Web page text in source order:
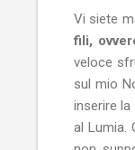
Vi siete
fili,
veloce
sul mio
inserire
al Lumia.